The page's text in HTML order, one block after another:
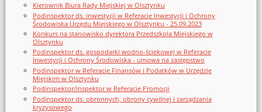
Kierownik Biura Rady Miejskiej w Olsztynku
Podinspektor ds. inwestycji w Referacie Inwestycji i Ochrony
Środowiska Urzędu Miejskiego w Olsztynku - 25.09.2023
Konkurs na stanowisko dyrektora Przedszkola Miejskiego w
Olsztynku
Podinspektor ds. gospodarki wodno-ściekowej w Referacie
Inwestycji i Ochrony Środowiska - umowa na zastępstwo
Podinspektor w Referacie Finansów i Podatków w Urzędzie
Miejskim w Olsztynku
Podinspektor/inspektor w Referacie Promocji
Podinspektor ds. obronnych, obrony cywilnej i zarządzania
kryzysowego